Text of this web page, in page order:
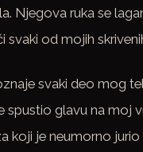
Njegova ruka se
od mojih
svaki deo mog
spustio glavu na moj
koji je neumorno jurio